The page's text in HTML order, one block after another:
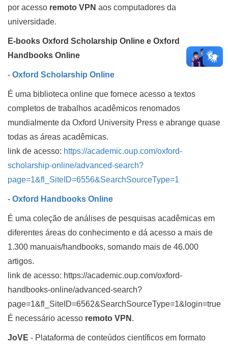
por acesso remoto VPN aos computadores da
universidade.
E-books Oxford Scholarship Online e Oxford
Handbooks Online
- Oxford Scholarship Online
É uma biblioteca online que fornece acesso a textos
completos de trabalhos acadêmicos renomados
mundialmente da Oxford University Press e abrange quase
todas as áreas acadêmicas.
link de acesso: https://academic.oup.com/oxford-
scholarship-online/advanced-search?
page=1&fl_SiteID=6556&SearchSourceType=1
- Oxford Handbooks Online
É uma coleção de análises de pesquisas acadêmicas em
diferentes áreas do conhecimento e dá acesso a mais de
1.300 manuais/handbooks, somando mais de 46.000
artigos.
link de acesso: https://academic.oup.com/oxford-
handbooks-online/advanced-search?
page=1&fl_SiteID=6562&SearchSourceType=1&login=true
É necessário acesso remoto VPN .
JoVE - Plataforma de conteúdos científicos em formato